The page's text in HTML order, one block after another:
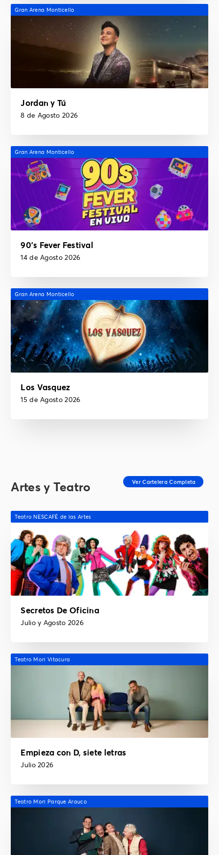
Gran Arena Monticello
Jordan y Tú
8 de Agosto 2026
Gran Arena Monticello
90's Fever Festival
14 de Agosto 2026
Gran Arena Monticello
Los Vasquez
15 de Agosto 2026
Artes y Teatro
Teatro NESCAFÉ de las Artes
Secretos De Oficina
Julio y Agosto 2026
Teatro Mori Vitacura
Empieza con D, siete letras
Julio 2026
Teatro Mori Parque Arauco